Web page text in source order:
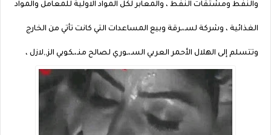
والنفط ومشتقات النفط ، والمعابر لكل المواد الاولية للمعامل والمواد
الغذائية ، وشركة لسـ،ـرقة وبيع المساعدات التي كانت تأتي من الخارج
وتتسلم إلى الهلال الأحمر العربي السـ،ـوري لصالح منـ،ـكوبي الز,,لازل ،